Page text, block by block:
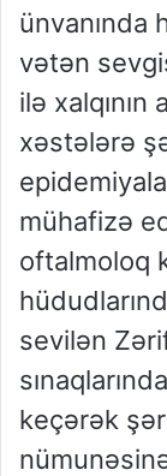
ünvanında
vətən
ilə xalqının
xəstələrə
mühafizə
oftalmoloq
sevilən
keçərək